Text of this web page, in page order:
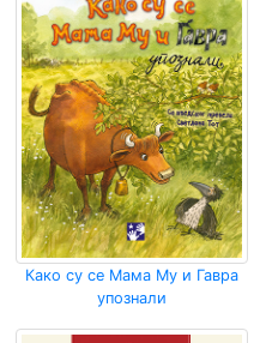
Како су се Мама Му и Гавра
упознали